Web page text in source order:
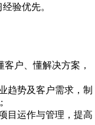
验优先。
户、懂解决方案，
势及客户需求，制
运作与管理，提高